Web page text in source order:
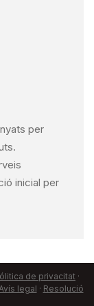
per
inicial per
de privacitat ·
legal · Resolució